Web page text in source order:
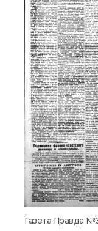
Газета Правда